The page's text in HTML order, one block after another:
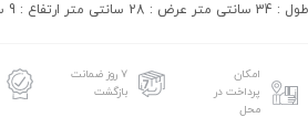
: 9 سانتی متر
امکان
پرداخت در
محل
۷ روز ضمانت
بازگشت